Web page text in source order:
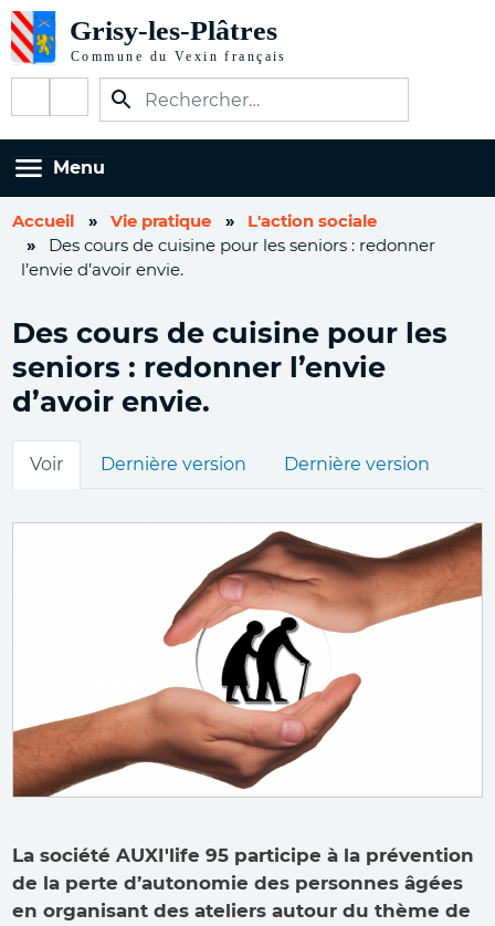
au
contenu
principal
sociaux
Menu
Accueil Vie pratique
L'action sociale
Des cours de cuisine pour les seniors : redonner
l’envie d’avoir envie.
Des cours de cuisine pour les
seniors : redonner l’envie
d’avoir envie.
Onglets
Voir Dernière version Dernière version
La sociétéAUXI'life 95 participe à la prévention
de la perte d’autonomie des personnes âgées
en organisant des ateliers autour du thème de